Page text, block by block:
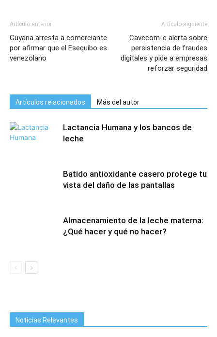
Artículo anterior
Guyana arresta a comerciante
por afirmar que el Esequibo es
venezolano
Artículo siguiente
Cavecom-e alerta sobre
persistencia de fraudes
digitales y pide a empresas
reforzar seguridad
Artículos relacionados Más del autor
Lactancia Humana y los bancos de
leche
Batido antioxidante casero protege tu
vista del daño de las pantallas
Almacenamiento de la leche materna:
¿Qué hacer y qué no hacer?
Noticias Relevantes